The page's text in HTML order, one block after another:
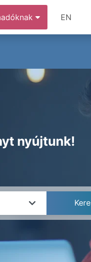
EN
nyújtunk!